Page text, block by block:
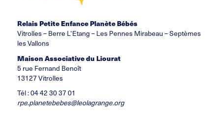
Relais Petite Enfance Planète Bébés
Vitrolles –Berre L’Etang– Les Pennes Mirabeau – Septèmes
les Vallons
Maison Associative du Liourat
5 rue Fernand Benoît
13127 Vitrolles
Tél : 04 42 30 37 01
rpe.planetebebes@leolagrange.org